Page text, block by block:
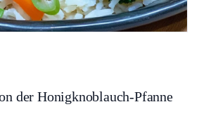
der Honigknoblauch-Pfanne